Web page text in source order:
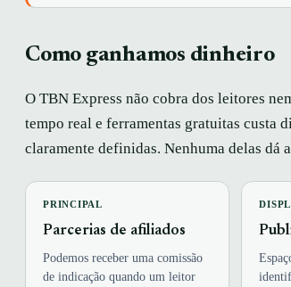
Como ganhamos dinheiro
O TBN Express não cobra dos leitores
tempo real e ferramentas gratuitas custa
claramente definidas. Nenhuma delas
PRINCIPAL
Parcerias de afiliados
Podemos receber uma comissão
de indicação quando um leitor